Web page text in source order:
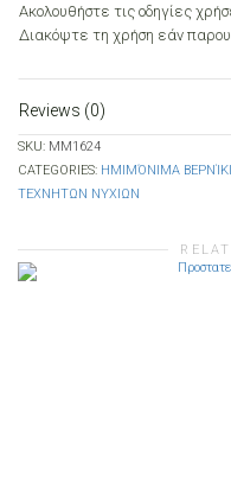
Ακολουθήστε τις οδηγίες
Διακόψτε τη χρήση εάν
Reviews (0)
SKU: MM1624
CATEGORIES: ΗΜΙΜΌΝΙΜΑ
ΤΕΧΝΗΤΩΝ ΝΥΧΙΩΝ